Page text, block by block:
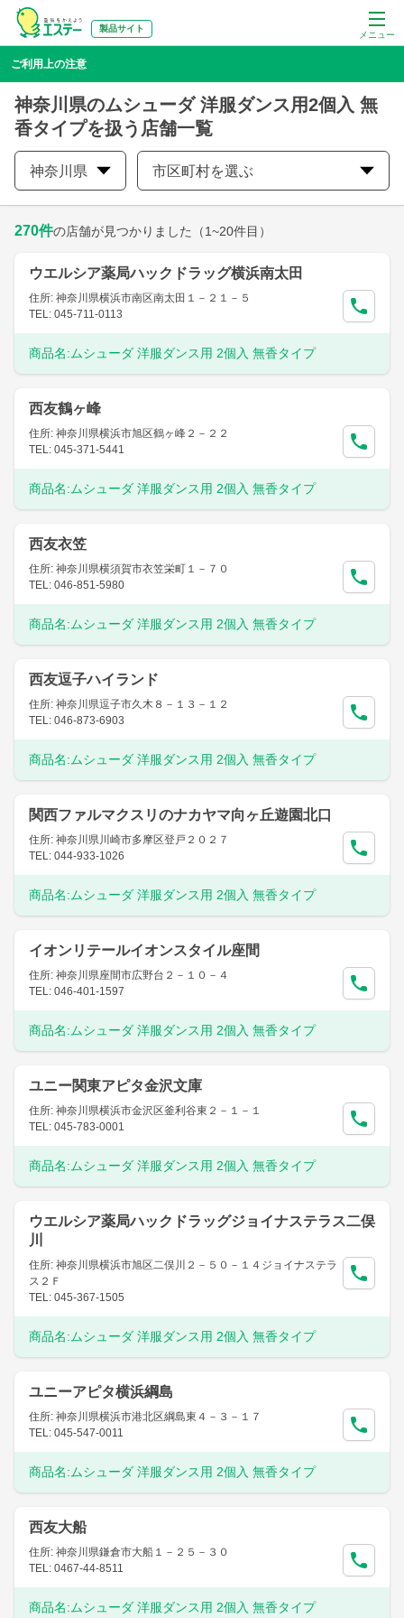
メニュー
製品サイト
ご利用上の注意
神奈川県のムシューダ 洋服ダンス用2個入 無
香タイプを扱う店舗一覧
神奈川県 市区町村を選ぶ
270件の店舗が見つかりました （1~20件目）
ウエルシア薬局ハックドラッグ横浜南太田
住所: 神奈川県横浜市南区南太田１－２１－５
TEL: 045-711-0113
商品名: ムシューダ 洋服ダンス用 2個入 無香タイプ
西友鶴ヶ峰
住所: 神奈川県横浜市旭区鶴ヶ峰２－２２
TEL: 045-371-5441
商品名: ムシューダ 洋服ダンス用 2個入 無香タイプ
西友衣笠
住所: 神奈川県横須賀市衣笠栄町１－７０
TEL: 046-851-5980
商品名: ムシューダ 洋服ダンス用 2個入 無香タイプ
西友逗子ハイランド
住所: 神奈川県逗子市久木８－１３－１２
TEL: 046-873-6903
商品名: ムシューダ 洋服ダンス用 2個入 無香タイプ
関西ファルマクスリのナカヤマ向ヶ丘遊園北口
住所: 神奈川県川崎市多摩区登戸２０２７
TEL: 044-933-1026
商品名: ムシューダ 洋服ダンス用 2個入 無香タイプ
イオンリテールイオンスタイル座間
住所: 神奈川県座間市広野台２－１０－４
TEL: 046-401-1597
商品名: ムシューダ 洋服ダンス用 2個入 無香タイプ
ユニー関東アピタ金沢文庫
住所: 神奈川県横浜市金沢区釜利谷東２－１－１
TEL: 045-783-0001
商品名: ムシューダ 洋服ダンス用 2個入 無香タイプ
ウエルシア薬局ハックドラッグジョイナステラス二俣
川
住所: 神奈川県横浜市旭区二俣川２－５０－１４ジョイナステラ
ス２Ｆ
TEL: 045-367-1505
商品名: ムシューダ 洋服ダンス用 2個入 無香タイプ
ユニーアピタ横浜綱島
住所: 神奈川県横浜市港北区綱島東４－３－１７
TEL: 045-547-0011
商品名: ムシューダ 洋服ダンス用 2個入 無香タイプ
西友大船
住所: 神奈川県鎌倉市大船１－２５－３０
TEL: 0467-44-8511
商品名: ムシューダ 洋服ダンス用 2個入 無香タイプ